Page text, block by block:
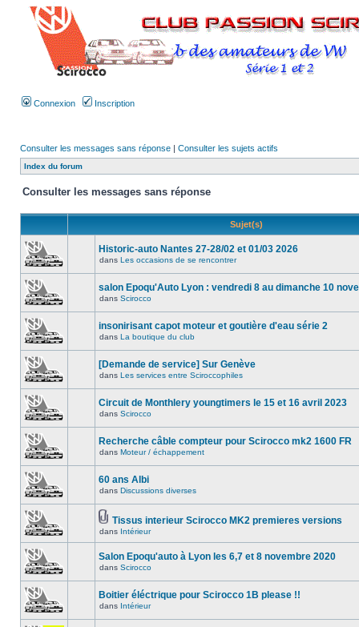
Connexion Inscription
Consulter les messages sans réponse | Consulter les sujets actifs
Index du forum
Consulter les messages sans réponse
Sujet(s)
Historic-auto Nantes 27-28/02 et 01/03 2026
dans Les occasions de se rencontrer
salon Epoqu'Auto Lyon : vendredi 8 au dimanche 10
dans Scirocco
insonirisant capot moteur et goutière d'eau série 2
dans La boutique du club
[Demande de service] Sur Genève
dans Les services entre Sciroccophiles
Circuit de Monthlery youngtimers le 15 et 16 avril 2023
dans Scirocco
Recherche câble compteur pour Scirocco mk2 1600 FR
dans Moteur / échappement
60 ans Albi
dans Discussions diverses
Tissus interieur Scirocco MK2 premieres versions
dans Intérieur
Salon Epoqu'auto à Lyon les 6,7 et 8 novembre 2020
dans Scirocco
Boitier éléctrique pour Scirocco 1B please !!
dans Intérieur